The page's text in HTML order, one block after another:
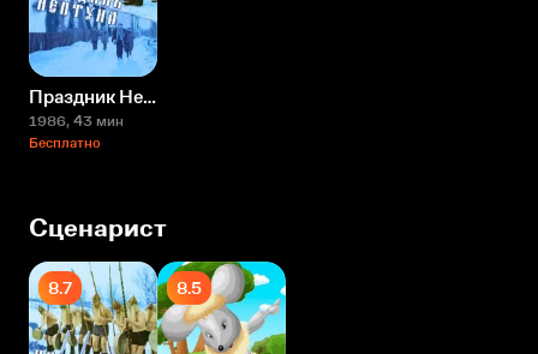
Праздник Нептуна
1986, 43 мин
Бесплатно
Сценарист
8.7 8.5